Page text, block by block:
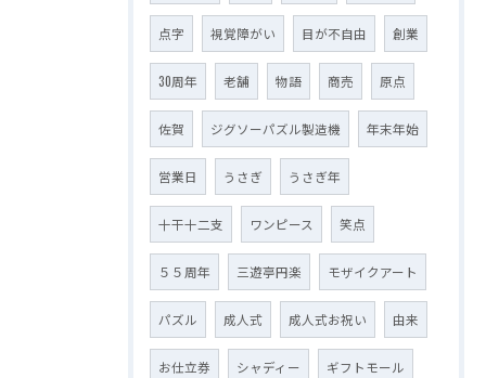
点字 視覚障がい 目が不自由 創業
30周年 老舗 物語 商売 原点
佐賀 ジグソーパズル製造機 年末年始
営業日 うさぎ うさぎ年
十干十二支 ワンピース 笑点
５５周年 三遊亭円楽 モザイクアート
パズル 成人式 成人式お祝い 由来
お仕立券 シャディー ギフトモール